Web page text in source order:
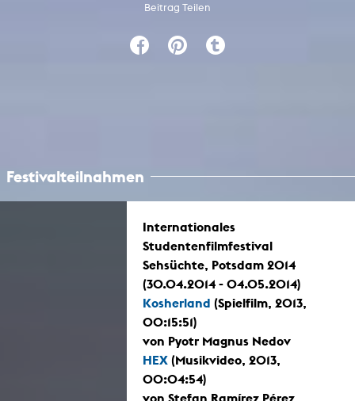
Beitrag Teilen
Festivalteilnahmen
Internationales
Studentenfilmfestival
Sehsüchte, Potsdam 2014
(30.04.2014 - 04.05.2014)
Kosherland (Spielfilm, 2013,
00:15:51)
von Pyotr Magnus Nedov
HEX (Musikvideo, 2013,
00:04:54)
von Stefan Ramírez Pérez